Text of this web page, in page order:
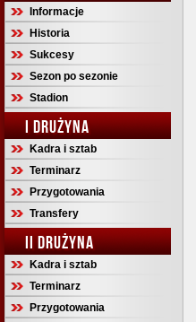
Informacje
Historia
Sukcesy
Sezon po sezonie
Stadion
I DRUŻYNA
Kadra i sztab
Terminarz
Przygotowania
Transfery
II DRUŻYNA
Kadra i sztab
Terminarz
Przygotowania